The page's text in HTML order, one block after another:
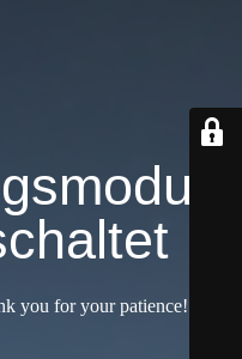
you for your patience!